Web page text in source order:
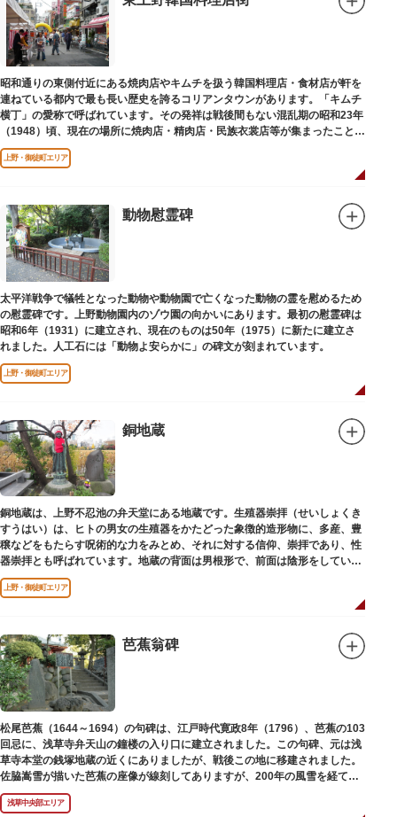
昭和通りの東側付近にある焼肉店やキムチを扱う韓国料理店・食材店が軒を
連ねている都内で最も長い歴史を誇るコリアンタウンがあります。「キムチ
横丁」の愛称で呼ばれています。その発祥は戦後間もない混乱期の昭和23年
（1948）頃、現在の場所に焼肉店・精肉店・民族衣裳店等が集まったことに
端を発しています。
上野・御徒町エリア
動物慰霊碑
太平洋戦争で犠牲となった動物や動物園で亡くなった動物の霊を慰めるため
の慰霊碑です。上野動物園内のゾウ園の向かいにあります。最初の慰霊碑は
昭和6年（1931）に建立され、現在のものは50年（1975）に新たに建立さ
れました。人工石には「動物よ安らかに」の碑文が刻まれています。
上野・御徒町エリア
銅地蔵
銅地蔵は、上野不忍池の弁天堂にある地蔵です。生殖器崇拝（せいしょくき
すうはい）は、ヒトの男女の生殖器をかたどった象徴的造形物に、多産、豊
穣などをもたらす呪術的な力をみとめ、それに対する信仰、崇拝であり、性
器崇拝とも呼ばれています。地蔵の背面は男根形で、前面は陰形をしていま
す。
上野・御徒町エリア
芭蕉翁碑
松尾芭蕉（1644～1694）の句碑は、江戸時代寛政8年（1796）、芭蕉の103
回忌に、浅草寺弁天山の鐘楼の入り口に建立されました。この句碑、元は浅
草寺本堂の銭塚地蔵の近くにありましたが、戦後この地に移建されました。
佐脇嵩雪が描いた芭蕉の座像が線刻してありますが、200年の風雪を経て、
碑石も欠損し、碑面の判読も困難となっています。
浅草中央部エリア